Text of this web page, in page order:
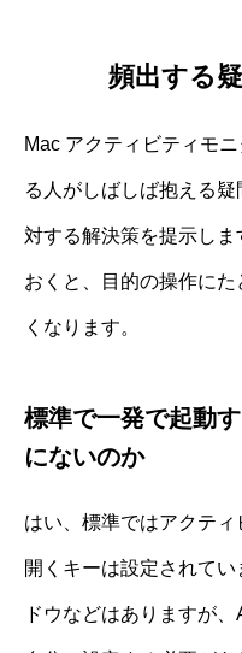
頻出する
Mac アクティビティモ
る人がしばしば抱える
対する解決策を提示し
おくと、目的の操作に
くなります。
標準で一発で起動
にないのか
はい、標準ではアクテ
開くキーは設定されて
ドウなどはありますが